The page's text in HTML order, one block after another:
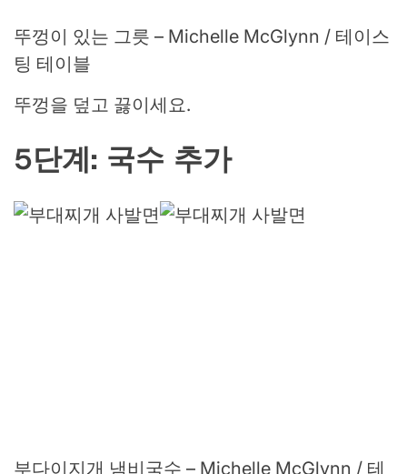
뚜껑이 있는 그릇 – Michelle McGlynn / 테이스
팅 테이블
뚜껑을 덮고 끓이세요.
5단계: 국수 추가
부다이지개 냄비국수 – Michelle McGlynn / 테